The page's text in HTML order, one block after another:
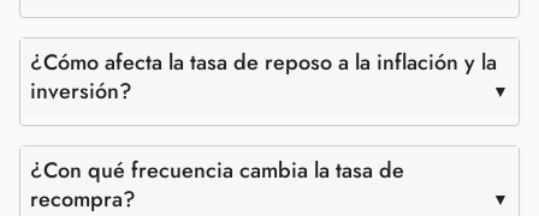
¿Cómo afecta la tasa de reposo a la inflación y la
inversión?
¿Con qué frecuencia cambia la tasa de
recompra?